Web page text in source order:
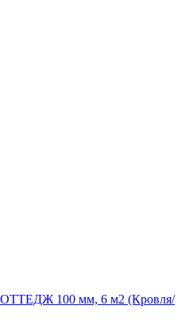
100 мм, 6 м2 (Кровля/